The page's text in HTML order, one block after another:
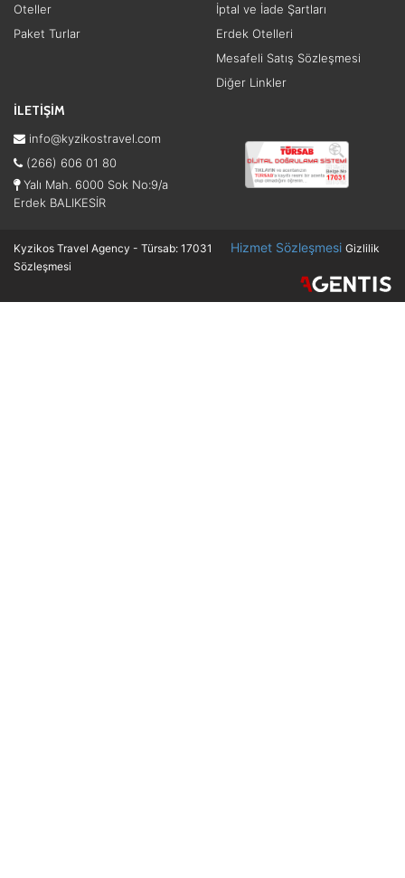
ÇEREZ KULLANIM AYARLARINIZ
Oteller
Paket Turlar
İptal ve İade Şartları
Erdek Otelleri
Mesafeli Satış Sözleşmesi
Diğer Linkler
İLETİŞİM
info@kyzikostravel.com
(266) 606 01 80
Yalı Mah. 6000 Sok No:9/a
Erdek BALIKESİR
Kyzikos Travel Agency - Türsab: 17031 Hizmet Sözleşmesi Gizlilik
Sözleşmesi